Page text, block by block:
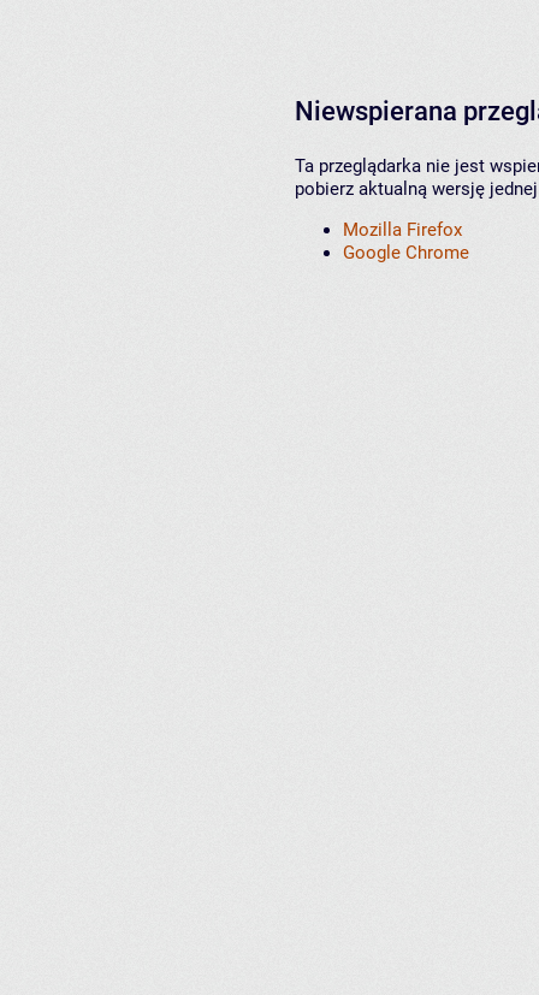
Niewspierana
Ta przeglądarka nie jest
pobierz aktualną wersję
Mozilla Firefox
Google Chrome